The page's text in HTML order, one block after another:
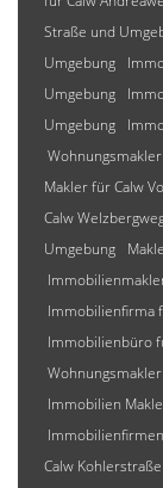
Straße und
Umgebung
Umgebung
Umgebung
Makler für Calw
Calw
Umgebung
Immobilienfirma
Immobilienbüro
Immobilien
Calw